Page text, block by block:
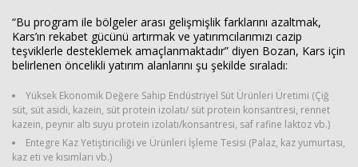
“Bu program ile bölgeler arası gelişmişlik farklarını azaltmak,
Kars’ın rekabet gücünü artırmak ve yatırımcılarımızı cazip
teşviklerle desteklemek amaçlanmaktadır” diyen Bozan, Kars için
belirlenen öncelikli yatırım alanlarını şu şekilde sıraladı:
Yüksek Ekonomik Değere Sahip Endüstriyel Süt Ürünleri Üretimi (Çiğ
süt, süt asidi, kazein, süt protein izolatı/ süt protein konsantresi, rennet
kazein, peynir altı suyu protein izolatı/konsantresi, saf rafine laktoz vb.)
Entegre Kaz Yetiştiriciliği ve Ürünleri İşleme Tesisi (Palaz, kaz yumurtası,
kaz eti ve kısımları vb.)